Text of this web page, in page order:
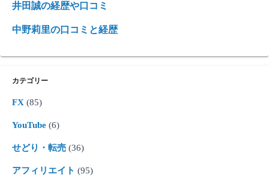
井田誠の経歴や口コミ
中野莉里の口コミと経歴
カテゴリー
FX (85)
YouTube (6)
せどり・転売 (36)
アフィリエイト (95)